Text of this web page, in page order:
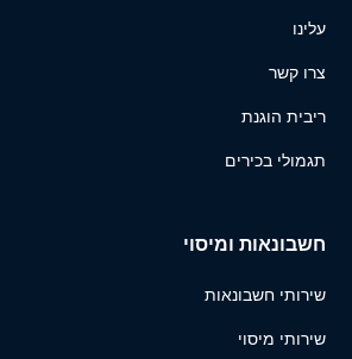
עלינו
צרו קשר
ריבית הוגנת
תגמולי בכירים
חשבונאות ומיסוי
שירותי חשבונאות
שירותי מיסוי